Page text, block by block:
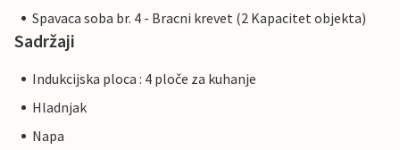
Spavaca soba br. 4 - Bracni krevet (2 Kapacitet objekta)
Sadržaji
Indukcijska ploca : 4 ploče za kuhanje
Hladnjak
Napa